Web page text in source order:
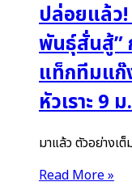
ปล่อยแล้ว
พันธุ์สั่นสู้”
แท็กทีมแก๊
หัวเราะ 9
มาแล้ว ตัวอย่างเต็
Read More »